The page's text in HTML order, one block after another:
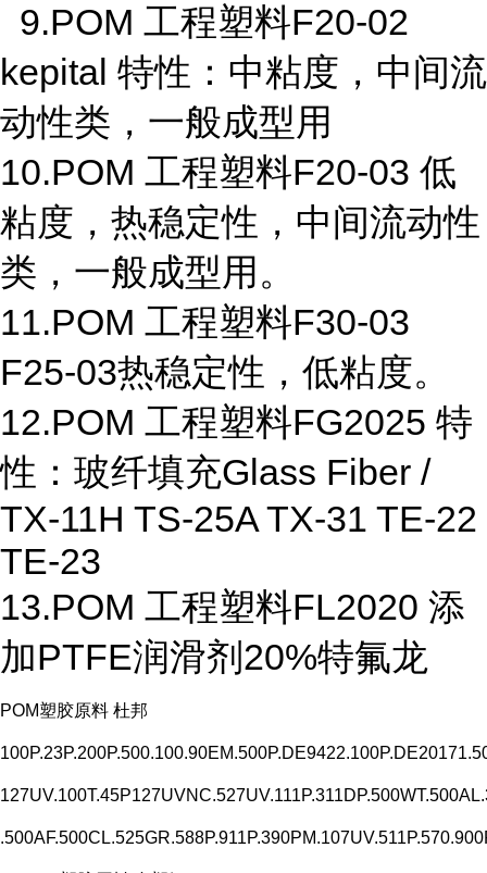
9.POM 工程塑料F20-02
kepital 特性：中粘度，中间流
动性类，一般成型用
10.POM 工程塑料F20-03 低
粘度，热稳定性，中间流动性
类，一般成型用。
11.POM 工程塑料F30-03
F25-03热稳定性，低粘度。
12.POM 工程塑料FG2025 特
性：玻纤填充Glass Fiber /
TX-11H TS-25A TX-31 TE-22
TE-23
13.POM 工程塑料FL2020 添
加PTFE润滑剂20%特氟龙
POM塑胶原料 杜邦